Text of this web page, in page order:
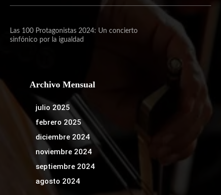
Las 100 Protagonistas 2024: Un concierto
sinfónico por la igualdad
Archivo Mensual
julio 2025
febrero 2025
diciembre 2024
noviembre 2024
septiembre 2024
agosto 2024